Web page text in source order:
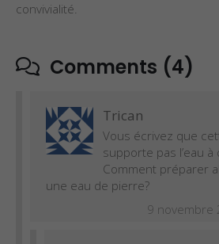
convivialité.
Comments (4)
Trican
Vous écrivez que
supporte pas l’eau
Comment préparer
une eau de pierre?
9 novembre